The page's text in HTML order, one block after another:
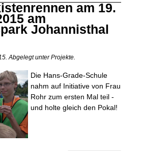
am 19.
am
Johannisthal
Abgelegt unter Projekte.
Die Hans-Grade-Schule
nahm auf Initiative von Frau
Rohr zum ersten Mal teil -
und holte gleich den Pokal!